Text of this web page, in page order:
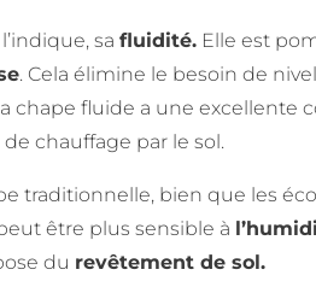
sa fluidité. Elle est
. Cela élimine le besoin de
chape fluide a une excellente
chauffage par le sol.
traditionnelle, bien que les
être plus sensible à
du revêtement de sol.